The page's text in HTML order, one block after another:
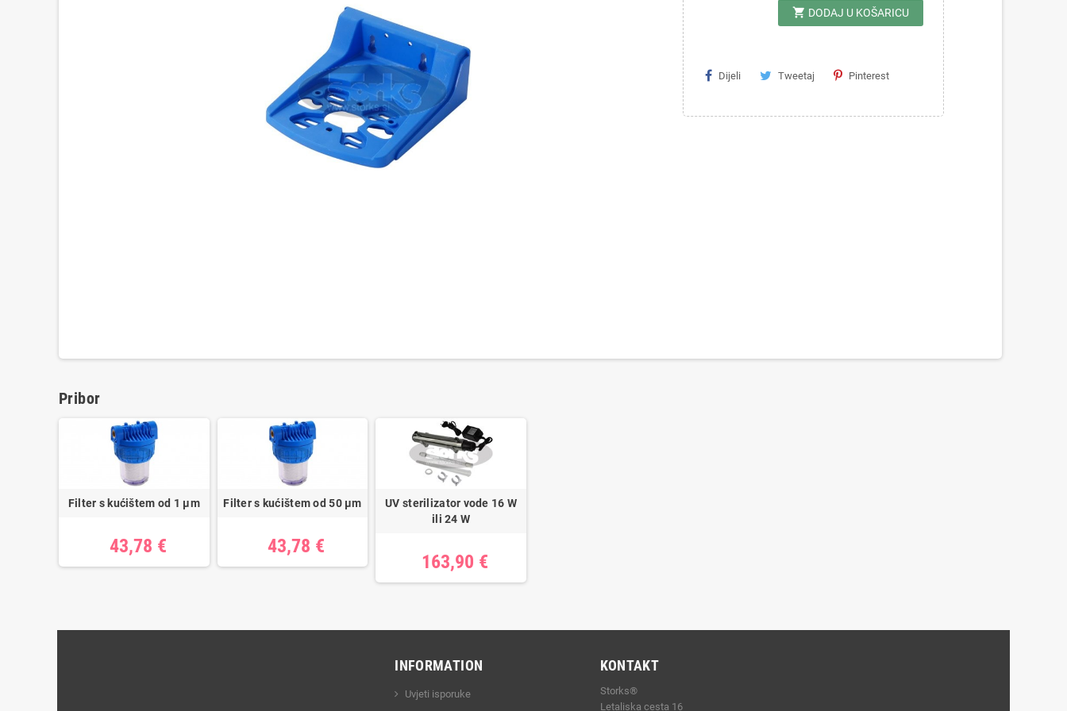
shopping_cart DODAJ U KOŠARICU
Dijeli Tweetaj Pinterest
Pribor
Filter s kućištem od 1 µm
43,78 €
Filter s kućištem od 50 µm
43,78 €
UV sterilizator vode 16 W
ili 24 W
163,90 €
INFORMATION
Uvjeti isporuke
KONTAKT
Storks®
Letaliska cesta 16